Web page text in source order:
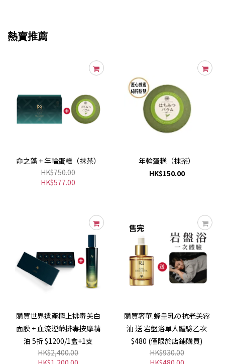
熱賣推薦
命之藻 + 年輪蛋糕（抹茶）
HK$750.00
HK$577.00
年輪蛋糕（抹茶）
HK$150.00
購買世界遺產極上排毒美白
面膜 + 血流逆齡排毒按摩精
油 5折 $1200/1盒+1支
HK$2,400.00
售完
購買奢華.蜂皇乳の抗老美容
油 送 岩盤浴單人體驗乙次
$480 (僅限於店鋪購買)
HK$930.00